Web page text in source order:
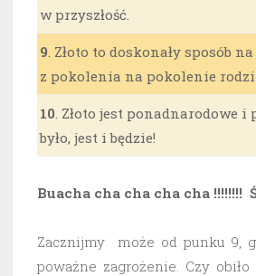
w przyszłość.
9 . Złoto to doskonały sposób
z pokolenia na pokolenie
10 . Złoto jest ponadnarodowe i
było, jest i będzie!
Buacha cha cha cha cha !!!!!!!!
Zacznijmy może od punku 9,
poważne zagrożenie. Czy